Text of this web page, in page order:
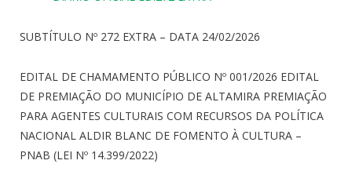
SUBTÍTULO Nº 272 EXTRA – DATA 24/02/2026
EDITAL DE CHAMAMENTO PÚBLICO Nº 001/2026 EDITAL
DE PREMIAÇÃO DO MUNICÍPIO DE ALTAMIRA PREMIAÇÃO
PARA AGENTES CULTURAIS COM RECURSOS DA POLÍTICA
NACIONAL ALDIR BLANC DE FOMENTO À CULTURA –
PNAB (LEI Nº 14.399/2022)